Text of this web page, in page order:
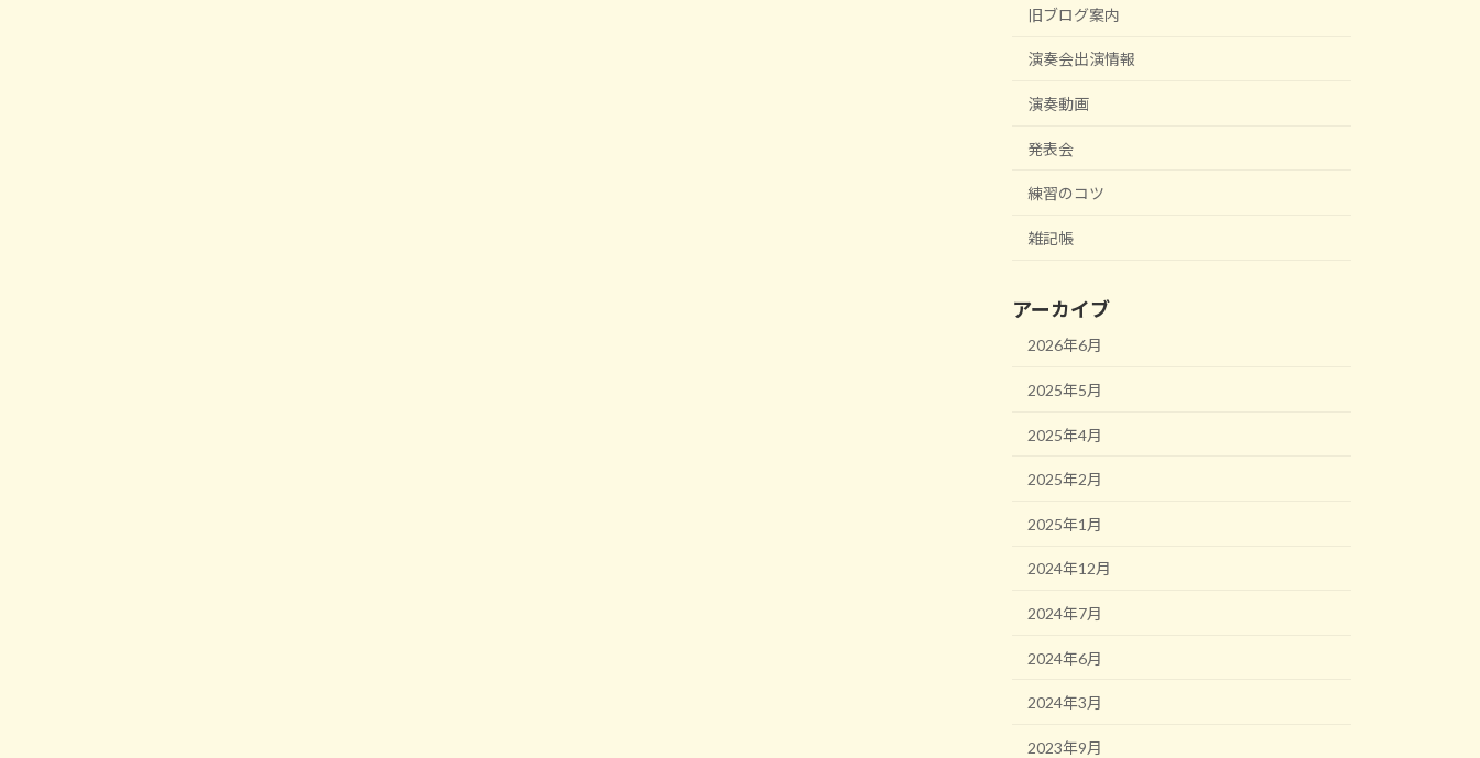
旧ブログ案内
演奏会出演情報
演奏動画
発表会
練習のコツ
雑記帳
アーカイブ
2026年6月
2025年5月
2025年4月
2025年2月
2025年1月
2024年12月
2024年7月
2024年6月
2024年3月
2023年9月